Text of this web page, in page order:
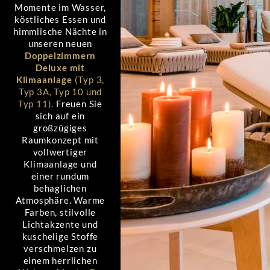
Momente im Wasser,
köstliches Essen und
himmlische Nächte in
unseren neuen
Doppelzimmern
Deluxe mit
Klimaanlage (Typ 3,
Typ 3A, Typ 10 und
Typ 11). Freuen Sie
sich auf ein
großzügiges
Raumkonzept mit
vollwertiger
Klimaanlage und
einer rundum
behaglichen
Atmosphäre. Warme
Farben, stilvolle
Lichtakzente und
kuschelige Stoffe
verschmelzen zu
einem herrlichen